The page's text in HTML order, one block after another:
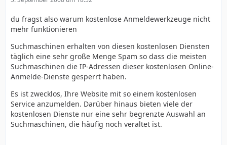
du fragst also warum kostenlose Anmeldewerkzeuge nicht
mehr funktionieren
Suchmaschinen erhalten von diesen kostenlosen Diensten
täglich eine sehr große Menge Spam so dass die meisten
Suchmaschinen die IP-Adressen dieser kostenlosen Online-
Anmelde-Dienste gesperrt haben.
Es ist zwecklos, Ihre Website mit so einem kostenlosen
Service anzumelden. Darüber hinaus bieten viele der
kostenlosen Dienste nur eine sehr begrenzte Auswahl an
Suchmaschinen, die häufig noch veraltet ist.